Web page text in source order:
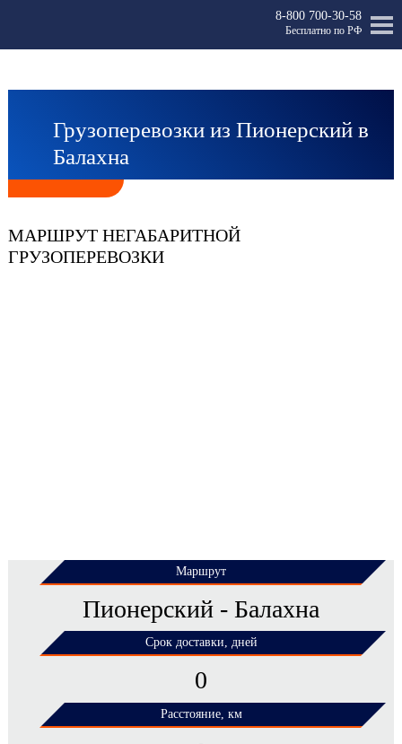
8-800 700-30-58
Бесплатно по РФ
Грузоперевозки из Пионерский в
Балахна
МАРШРУТ НЕГАБАРИТНОЙ
ГРУЗОПЕРЕВОЗКИ
Маршрут
Пионерский - Балахна
Срок доставки, дней
0
Расстояние, км